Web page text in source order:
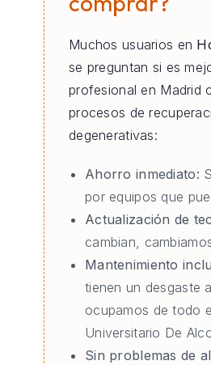
Muchos usuarios en
se preguntan si es
profesional en Madrid
procesos de
degenerativas:
Ahorro inmediato:
por equipos que
Actualización de
cambian,
Mantenimiento
tienen un desgaste
ocupamos de todo
Universitario De
Sin problemas de